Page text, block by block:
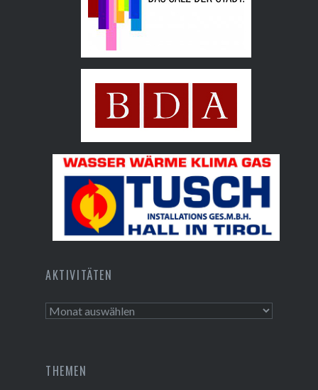
Bundesdenkmalamt
AKTIVITÄTEN
Aktivitäten
THEMEN